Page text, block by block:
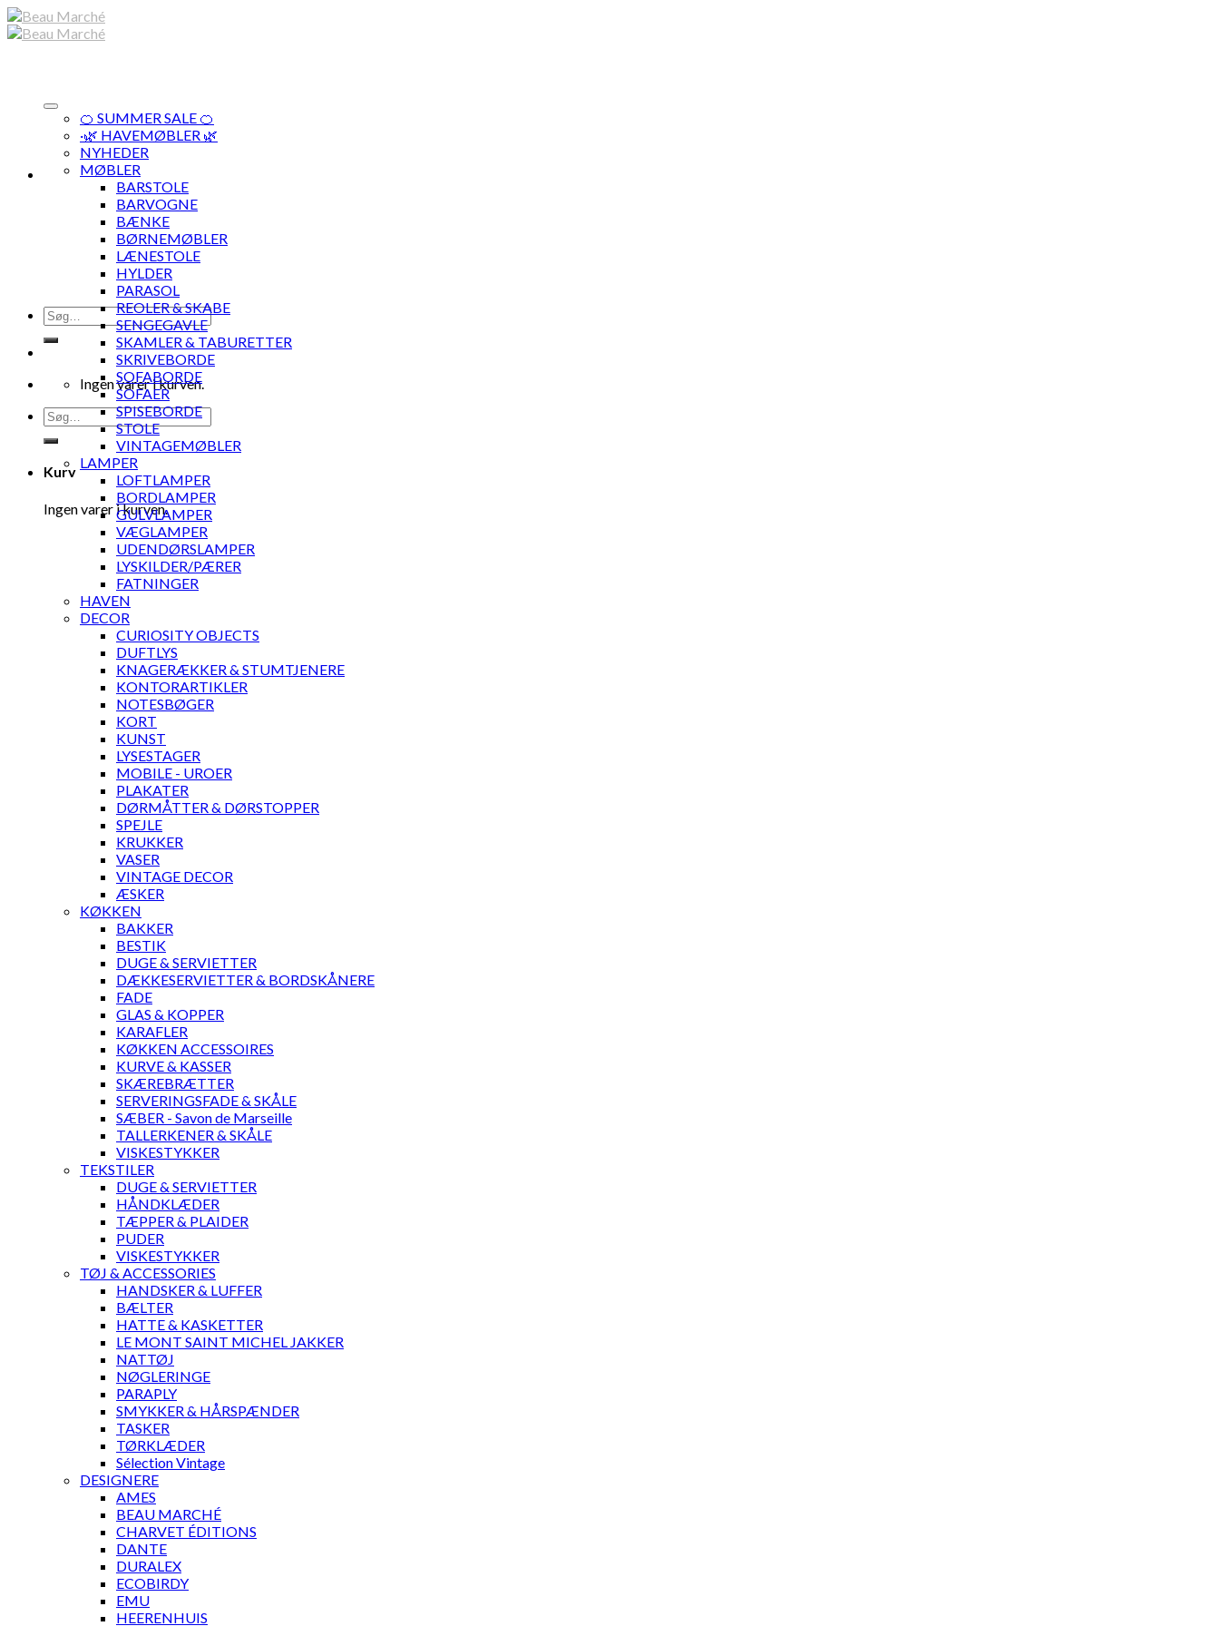
Skip
to
Søg
efter:
Ingen varer i kurven.
Søg
efter:
Kurv
Ingen varer i kurven.
🍊 SUMMER SALE 🍊
·🌿 HAVEMØBLER 🌿
NYHEDER
MØBLER
BARSTOLE
BARVOGNE
BÆNKE
BØRNEMØBLER
LÆNESTOLE
HYLDER
PARASOL
REOLER & SKABE
SENGEGAVLE
SKAMLER & TABURETTER
SKRIVEBORDE
SOFABORDE
SOFAER
SPISEBORDE
STOLE
VINTAGEMØBLER
LAMPER
LOFTLAMPER
BORDLAMPER
GULVLAMPER
VÆGLAMPER
UDENDØRSLAMPER
LYSKILDER/PÆRER
FATNINGER
HAVEN
DECOR
CURIOSITY OBJECTS
DUFTLYS
KNAGERÆKKER & STUMTJENERE
KONTORARTIKLER
NOTESBØGER
KORT
KUNST
LYSESTAGER
MOBILE - UROER
PLAKATER
DØRMÅTTER & DØRSTOPPER
SPEJLE
KRUKKER
VASER
VINTAGE DECOR
ÆSKER
KØKKEN
BAKKER
BESTIK
DUGE & SERVIETTER
DÆKKESERVIETTER & BORDSKÅNERE
FADE
GLAS & KOPPER
KARAFLER
KØKKEN ACCESSOIRES
KURVE & KASSER
SKÆREBRÆTTER
SERVERINGSFADE & SKÅLE
SÆBER - Savon de Marseille
TALLERKENER & SKÅLE
VISKESTYKKER
TEKSTILER
DUGE & SERVIETTER
HÅNDKLÆDER
TÆPPER & PLAIDER
PUDER
VISKESTYKKER
TØJ & ACCESSORIES
HANDSKER & LUFFER
BÆLTER
HATTE & KASKETTER
LE MONT SAINT MICHEL JAKKER
NATTØJ
NØGLERINGE
PARAPLY
SMYKKER & HÅRSPÆNDER
TASKER
TØRKLÆDER
Sélection Vintage
DESIGNERE
AMES
BEAU MARCHÉ
CHARVET ÉDITIONS
DANTE
DURALEX
ECOBIRDY
EMU
HEERENHUIS